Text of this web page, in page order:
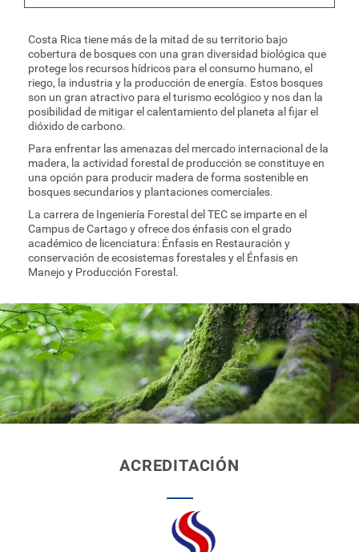
Costa Rica tiene más de la mitad de su territorio bajo
cobertura de bosques con una gran diversidad biológica que
protege los recursos hídricos para el consumo humano, el
riego, la industria y la producción de energía. Estos bosques
son un gran atractivo para el turismo ecológico y nos dan la
posibilidad de mitigar el calentamiento del planeta al fijar el
dióxido de carbono.
Para enfrentar las amenazas del mercado internacional de la
madera, la actividad forestal de producción se constituye en
una opción para producir madera de forma sostenible en
bosques secundarios y plantaciones comerciales.
La carrera de Ingeniería Forestal del TEC se imparte en el
Campus de Cartago y ofrece dos énfasis con el grado
académico de licenciatura: Énfasis en Restauración y
conservación de ecosistemas forestales y el Énfasis en
Manejo y Producción Forestal.
ACREDITACIÓN